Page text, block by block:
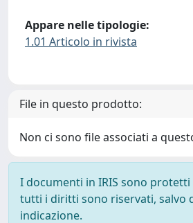
Appare nelle tipologie:
1.01 Articolo in rivista
File in questo prodotto:
Non ci sono file associati a
I documenti in IRIS sono
tutti i diritti sono riservati, salvo
indicazione.